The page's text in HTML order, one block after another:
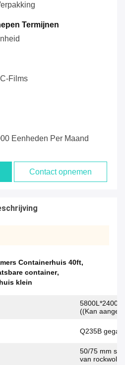
Termijnen
Films
Eenheden Per Maand
Contact opnemen
Containerhuis 40ft,
container,
klein
((Kan
Q235B
50/75 mm
van rockwol